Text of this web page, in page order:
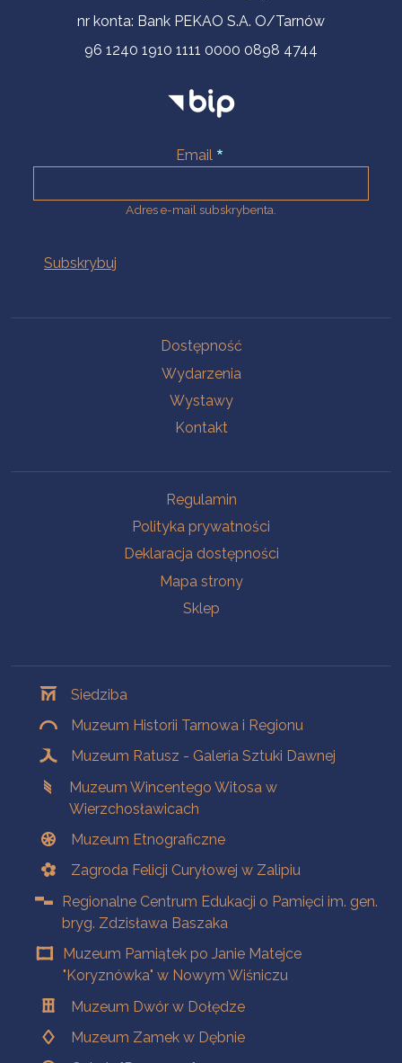
nr konta: Bank PEKAO S.A. O/Tarnów
96 1240 1910 1111 0000 0898 4744
Email
Adres e-mail subskrybenta.
Dostępność
Wydarzenia
Wystawy
Kontakt
Regulamin
Polityka prywatności
Deklaracja dostępności
Mapa strony
Sklep
Siedziba
Muzeum Historii Tarnowa i Regionu
Muzeum Ratusz - Galeria Sztuki Dawnej
Muzeum Wincentego Witosa w
Wierzchosławicach
Muzeum Etnograficzne
Zagroda Felicji Curyłowej w Zalipiu
Regionalne Centrum Edukacji o Pamięci im. gen.
bryg. Zdzisława Baszaka
Muzeum Pamiątek po Janie Matejce
"Koryznówka" w Nowym Wiśniczu
Muzeum Dwór w Dołędze
Muzeum Zamek w Dębnie